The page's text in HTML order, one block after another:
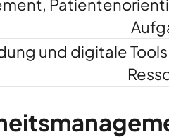
und digitale